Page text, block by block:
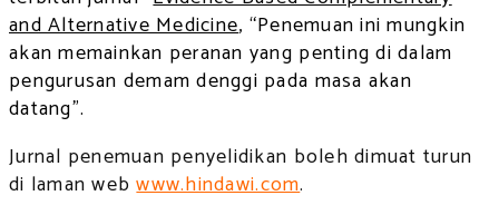
and Alternative Medicine, “Penemuan ini mungkin
akan memainkan peranan yang penting di dalam
pengurusan demam denggi pada masa akan
datang”.
Jurnal penemuan penyelidikan boleh dimuat turun
di laman webwww.hindawi.com.